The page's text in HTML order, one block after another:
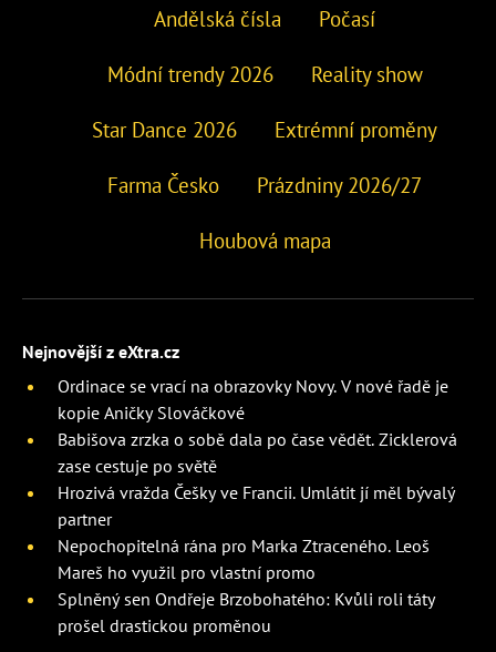
Andělská čísla Počasí
Módní trendy 2026 Reality show
Star Dance 2026 Extrémní proměny
Farma Česko Prázdniny 2026/27
Houbová mapa
Nejnovější z eXtra.cz
Ordinace se vrací na obrazovky Novy. V nové řadě je
kopie Aničky Slováčkové
Babišova zrzka o sobě dala po čase vědět. Zicklerová
zase cestuje po světě
Hrozivá vražda Češky ve Francii. Umlátit jí měl bývalý
partner
Nepochopitelná rána pro Marka Ztraceného. Leoš
Mareš ho využil pro vlastní promo
Splněný sen Ondřeje Brzobohatého: Kvůli roli táty
prošel drastickou proměnou